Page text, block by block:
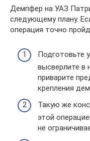
Демпфер на УАЗ
следующему плану.
операция точно
Подготовьте
высверлите в
приварите
крепления
Такую же
этой
не